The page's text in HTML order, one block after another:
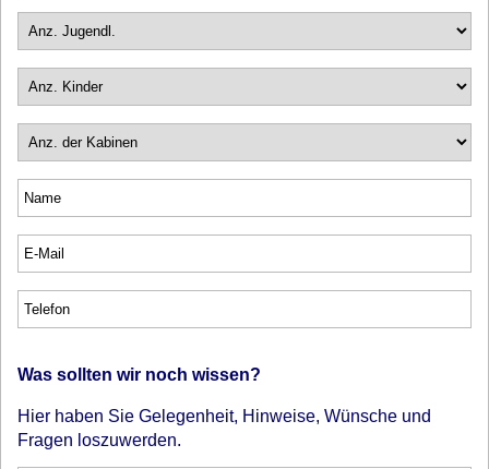
Was sollten wir noch wissen?
Hier haben Sie Gelegenheit, Hinweise, Wünsche und
Fragen loszuwerden.